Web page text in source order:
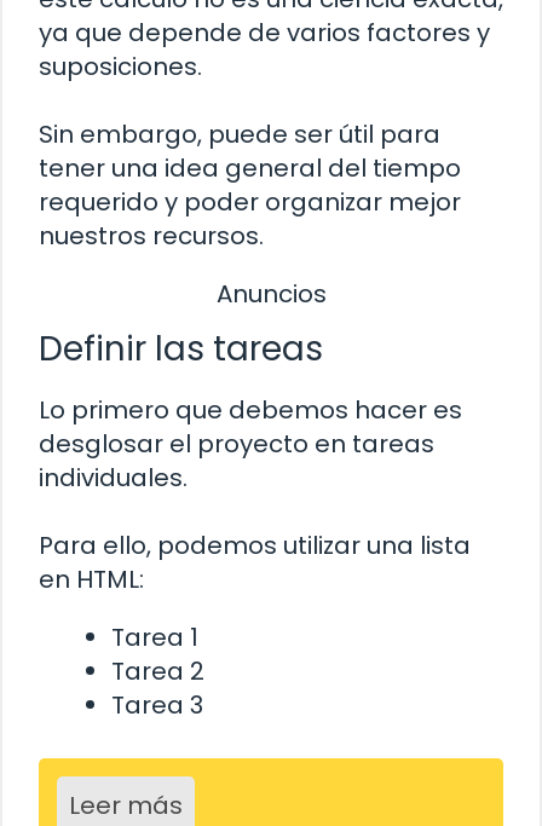
ya que depende de varios factores y
suposiciones.
Sin embargo, puede ser útil para
tener una idea general del tiempo
requerido y poder organizar mejor
nuestros recursos.
Anuncios
Definir las tareas
Lo primero que debemos hacer es
desglosar el proyecto en tareas
individuales.
Para ello, podemos utilizar una lista
en HTML:
Tarea 1
Tarea 2
Tarea 3
Leer más